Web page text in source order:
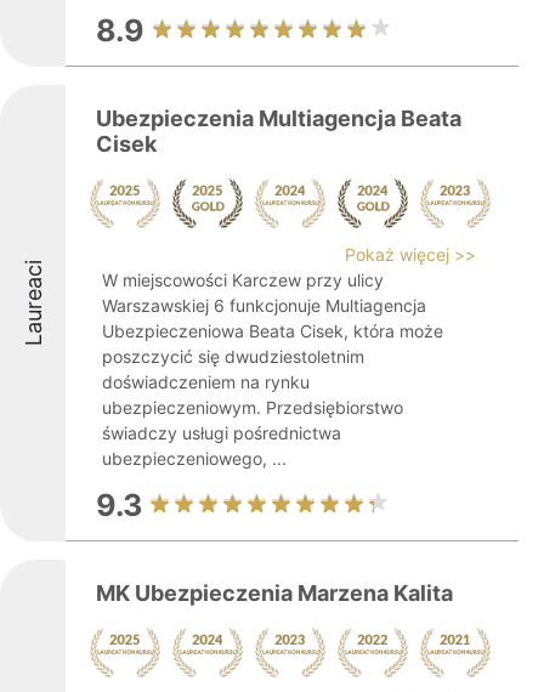
8.9
Laureaci
Ubezpieczenia Multiagencja Beata
Cisek
Pokaż więcej >>
W miejscowości Karczew przy ulicy
Warszawskiej 6 funkcjonuje Multiagencja
Ubezpieczeniowa Beata Cisek, która może
poszczycić się dwudziestoletnim
doświadczeniem na rynku
ubezpieczeniowym. Przedsiębiorstwo
świadczy usługi pośrednictwa
ubezpieczeniowego, ...
9.3
MK Ubezpieczenia Marzena Kalita